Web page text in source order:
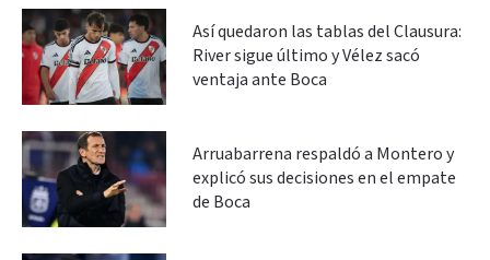
Así quedaron las tablas del Clausura:
River sigue último y Vélez sacó
ventaja ante Boca
Arruabarrena respaldó a Montero y
explicó sus decisiones en el empate
de Boca